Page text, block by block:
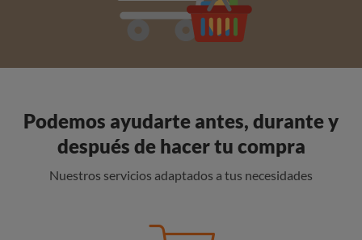
Podemos ayudarte antes, durante y
después de hacer tu compra
Nuestros servicios adaptados a tus necesidades